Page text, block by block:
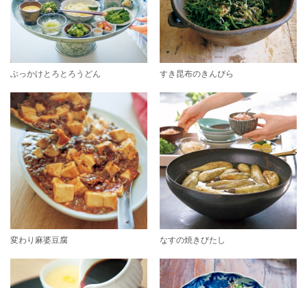
ぶっかけとろとろうどん すき昆布のきんぴら
変わり麻婆豆腐 なすの焼きびたし